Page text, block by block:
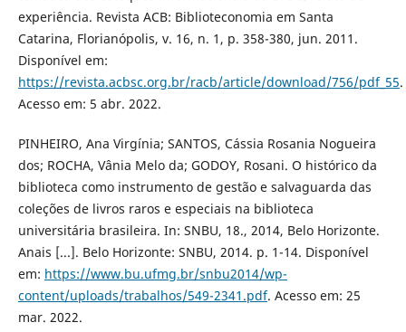
experiência. Revista ACB: Biblioteconomia em Santa
Catarina, Florianópolis, v. 16, n. 1, p. 358-380, jun. 2011.
Disponível em:
https://revista.acbsc.org.br/racb/article/download/756/pdf_55.
Acesso em: 5 abr. 2022.
PINHEIRO, Ana Virgínia; SANTOS, Cássia Rosania Nogueira
dos; ROCHA, Vânia Melo da; GODOY, Rosani. O histórico da
biblioteca como instrumento de gestão e salvaguarda das
coleções de livros raros e especiais na biblioteca
universitária brasileira. In: SNBU, 18., 2014, Belo Horizonte.
Anais [...]. Belo Horizonte: SNBU, 2014. p. 1-14. Disponível
em: https://www.bu.ufmg.br/snbu2014/wp-
content/uploads/trabalhos/549-2341.pdf. Acesso em: 25
mar. 2022.